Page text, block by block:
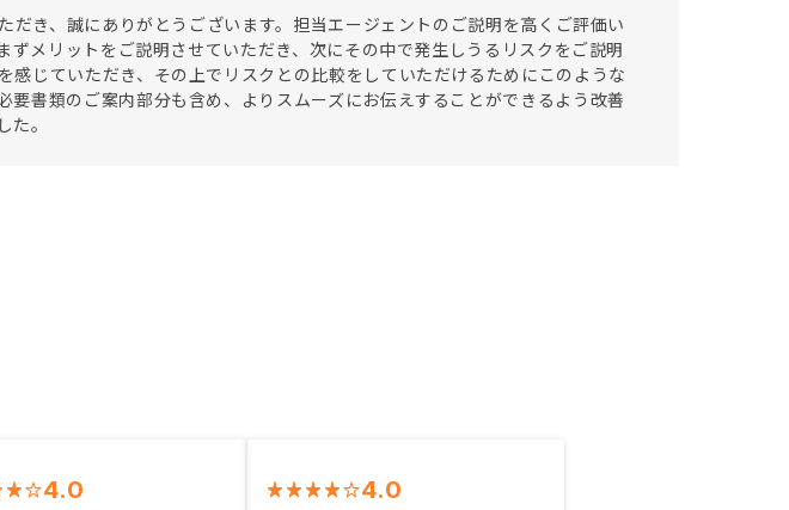
だき、誠にありがとうございます。担当エージェントのご説明を高くご評価い
ずメリットをご説明させていただき、次にその中で発生しうるリスクをご説明
感じていただき、その上でリスクとの比較をしていただけるためにこのような
要書類のご案内部分も含め、よりスムーズにお伝えすることができるよう改善
。
4.0 4.0